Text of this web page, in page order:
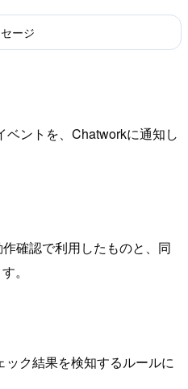
ージ
ントを、Chatworkに通知し
確認で利用したものと、同
。
ク結果を検知するルールに